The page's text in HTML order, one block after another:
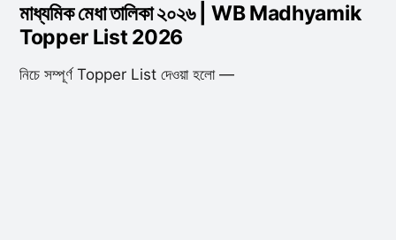
মাধ্যমিক মেধা তালিকা ২০২৬ | WB Madhyamik
Topper List 2026
নিচে সম্পূর্ণ Topper List দেওয়া হলো —